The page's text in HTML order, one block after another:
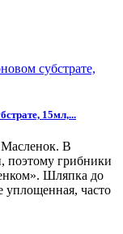
15мл,...
В
поэтому грибники
Шляпка до
уплощенная, часто